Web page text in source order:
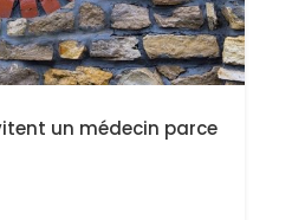
un médecin parce